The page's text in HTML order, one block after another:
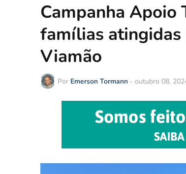
Campanha Apoio
famílias atingidas
Viamão
Por Emerson Tormann - outubro 08,